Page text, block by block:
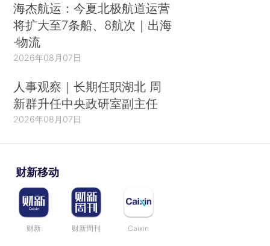
海杰航运：今夏北极航道运营
将扩大至7条船、8航次｜出海
·物流
2026年08月07日
人事观察｜长期任职湖北 周
新群升任中央政研室副主任
2026年08月07日
财新移动
财新 财新周刊 Caixin